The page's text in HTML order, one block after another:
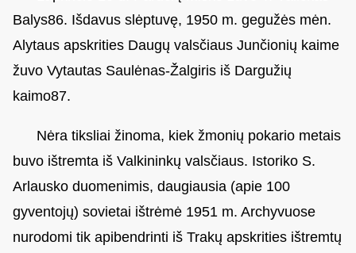
Balys86. Išdavus slėptuvę, 1950 m. gegužės mėn.
Alytaus apskrities Daugų valsčiaus Junčionių kaime
žuvo Vytautas Saulėnas-Žalgiris iš Dargužių
kaimo87.
Nėra tiksliai žinoma, kiek žmonių pokario metais
buvo ištremta iš Valkininkų valsčiaus. Istoriko S.
Arlausko duomenimis, daugiausia (apie 100
gyventojų) sovietai ištrėmė 1951 m. Archyvuose
nurodomi tik apibendrinti iš Trakų apskrities ištremtų